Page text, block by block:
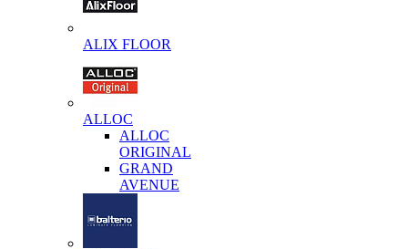
ALIX FLOOR
ALLOC
ALLOC
ORIGINAL
GRAND
AVENUE